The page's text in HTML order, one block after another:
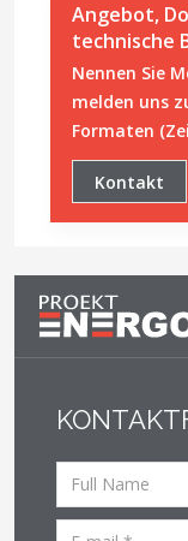
Angebot,
technische
Nennen Sie
melden uns
Formaten
Kontakt